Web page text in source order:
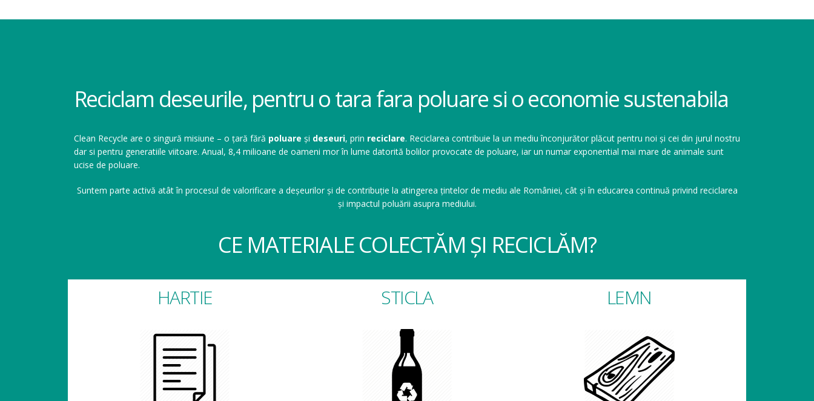
Reciclam deseurile, pentru o tara fara poluare si o economie sustenabila
Clean Recycle are o singură misiune – o țară fără poluare și deseuri, prin reciclare. Reciclarea contribuie la un mediu înconjurător plăcut pentru noi și cei din jurul nostru
dar si pentru generatiile viitoare. Anual, 8,4 milioane de oameni mor în lume datorită bolilor provocate de poluare, iar un numar exponential mai mare de animale sunt
ucise de poluare.
Suntem parte activă atât în procesul de valorificare a deșeurilor și de contribuție la atingerea țintelor de mediu ale României, cât și în educarea continuă privind reciclarea
și impactul poluării asupra mediului.
CE MATERIALE COLECTĂM ȘI RECICLĂM?
HARTIE STICLA LEMN